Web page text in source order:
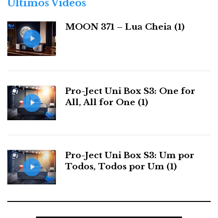
das Magico Q1, só ultrapassadas 10 anos depois pelas
notáveisMagico A1 – full metal jacket.
s
Últimos Videos
MOON 371 – Lua Cheia (1)
Pro-Ject Uni Box S3: One for
All, All for One (1)
Pro-Ject Uni Box S3: Um por
Todos, Todos por Um (1)